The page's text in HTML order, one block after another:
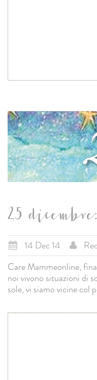
25
14 Dec 14
Care Mammeonline,
noi vivono situazioni di
sole, vi siamo vicine col